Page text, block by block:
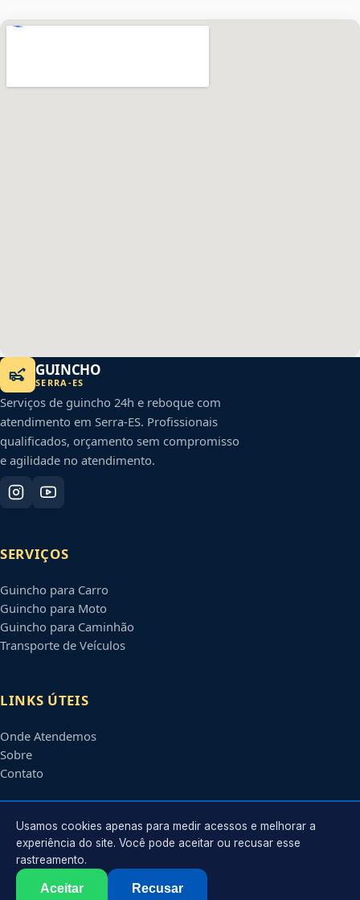
GUINCHO
SERRA -ES
Serviços de guincho 24h e reboque com
atendimento em Serra-ES. Profissionais
qualificados, orçamento sem compromisso
e agilidade no atendimento.
SERVIÇOS
Guincho para Carro
Guincho para Moto
Guincho para Caminhão
Transporte de Veículos
LINKS ÚTEIS
Onde Atendemos
Sobre
Contato
CONTATO
Atendimento em
contato@guinchosserra.com.br
Usamos cookies apenas para medir acessos e melhorar a
experiência do site. Você pode aceitar ou recusar esse
rastreamento.
Aceitar Recusar